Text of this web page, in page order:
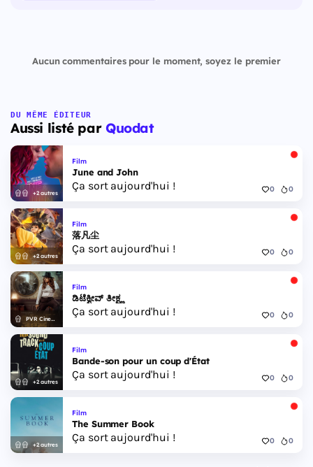
Aucun commentaires pour le moment, soyez le premier
DU MÊME ÉDITEUR
Aussi listé par Quodat
+2 autres
Film
June and John
Ça sort aujourd'hui ! 0 0
+2 autres
Film
落凡尘
Ça sort aujourd'hui ! 0 0
PVR Cinemas
Film
ಡಿಟೆಕ್ವೀವ್ ತೀಕ್ಷ್ಣ
Ça sort aujourd'hui ! 0 0
+2 autres
Film
Bande-son pour un coup d'État
Ça sort aujourd'hui ! 0 0
+2 autres
Film
The Summer Book
Ça sort aujourd'hui ! 0 0